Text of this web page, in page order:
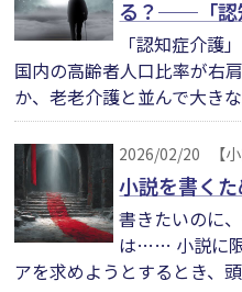
る？──「認
「認知症介護
国内の高齢者人口比率が右
か、老老介護と並んで大き
2026/02/20 【
小説を書く
書きたいのに
は…… 小説に
アを求めようとするとき、